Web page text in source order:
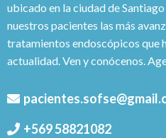
ubicado en la ciudad de
nuestros pacientes las más
tratamientos endoscópicos que
actualidad. Ven y conócenos.
+569 58821082